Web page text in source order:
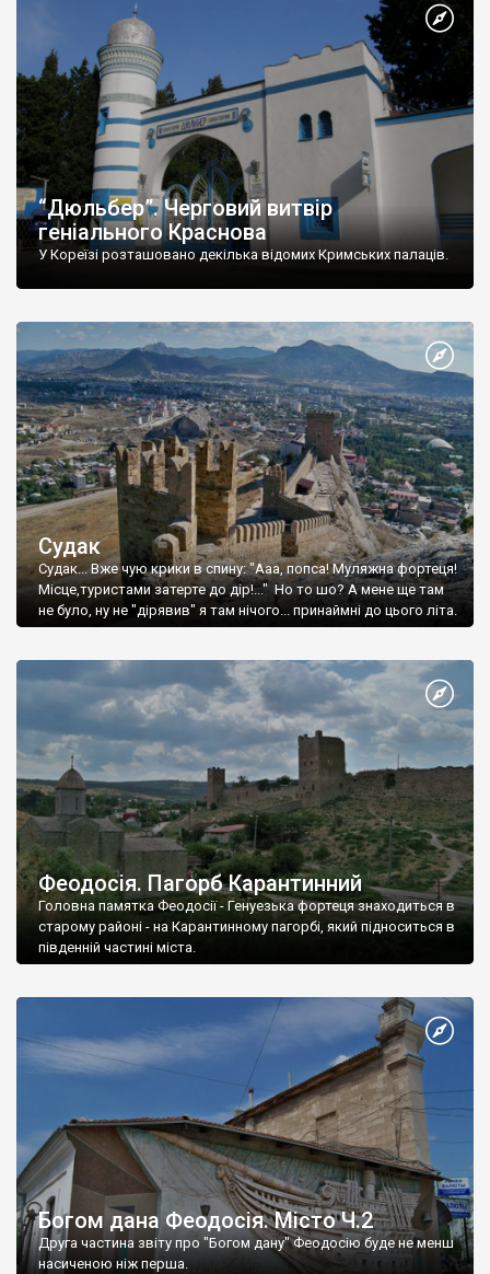
“Дюльбер”. Черговий витвір
геніального Краснова
У Кореїзі розташовано декілька відомих Кримських палаців.
Судак
Судак... Вже чую крики в спину: "Ааа, попса! Муляжна фортеця!
Місце,туристами затерте до дір!..." Но то шо? А мене ще там
не було, ну не "дірявив" я там нічого... принаймні до цього літа.
Феодосія. Пагорб Карантинний
Головна памятка Феодосії - Генуезька фортеця знаходиться в
старому районі - на Карантинному пагорбі, який підноситься в
південній частині міста.
Богом дана Феодосія. Місто Ч.2
Друга частина звіту про "Богом дану" Феодосію буде не менш
насиченою ніж перша.